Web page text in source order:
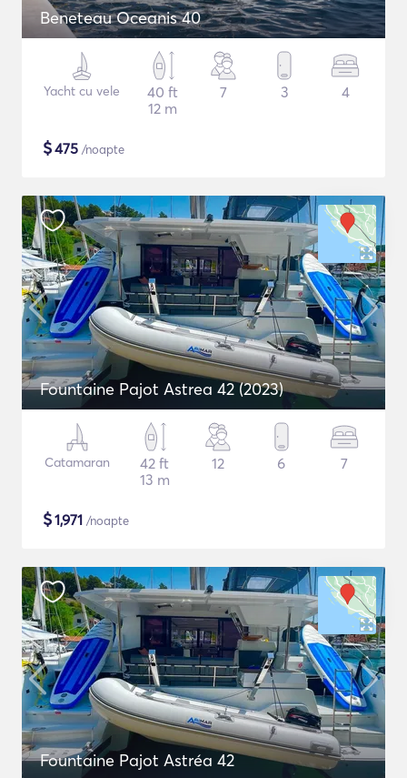
Beneteau Oceanis 40
Yacht cu vele
40 ft
12 m
7 3 4
$475 /noapte
Fountaine Pajot Astrea 42 (2023)
Catamaran
42 ft
13 m
12 6 7
$1,971 /noapte
Fountaine Pajot Astréa 42